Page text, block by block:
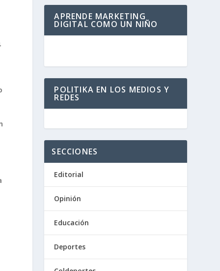
APRENDE MARKETING
DIGITAL COMO UN NIÑO
POLITIKA EN LOS MEDIOS Y
REDES
SECCIONES
Editorial
Opinión
Educación
Deportes